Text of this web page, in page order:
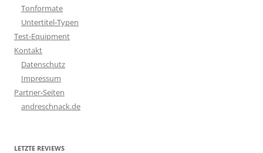
Tonformate
Untertitel-Typen
Test-Equipment
Kontakt
Datenschutz
Impressum
Partner-Seiten
andreschnack.de
LETZTE REVIEWS